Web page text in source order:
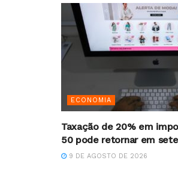
ECONOMIA
Taxação de 20% em
50 pode retornar em
9 DE AGOSTO DE 2026